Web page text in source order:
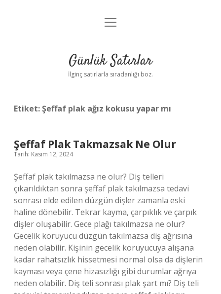
Anasayfa
Yasal Uyarı
menüyü
Günlük Satırlar
İlginç satırlarla sıradanlığı boz.
Etiket:Şeffaf plak ağız kokusu yapar mı
Şeffaf Plak Takmazsak Ne Olur
Tarih: Kasım 12, 2024
Şeffaf plak takılmazsa ne olur? Diş telleri
çıkarıldıktan sonra şeffaf plak takılmazsa tedavi
sonrası elde edilen düzgün dişler zamanla eski
haline dönebilir. Tekrar kayma, çarpıklık ve çarpık
dişler oluşabilir. Gece plağı takılmazsa ne olur?
Gecelik koruyucu düzgün takılmazsa diş ağrısına
neden olabilir. Kişinin gecelik koruyucuya alışana
kadar rahatsızlık hissetmesi normal olsa da dişlerin
kayması veya çene hizasızlığı gibi durumlar ağrıya
neden olabilir. Diş teli sonrası plak şart mı? Diş teli